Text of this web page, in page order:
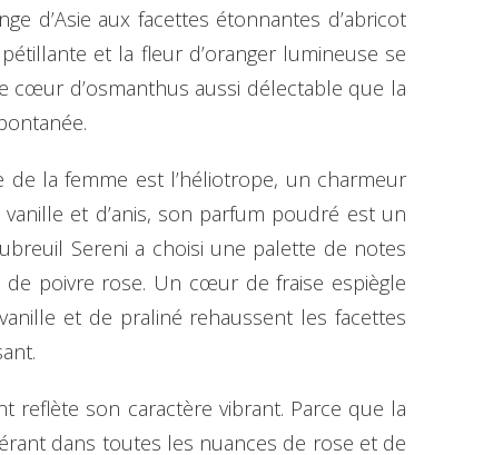
d’Asie aux facettes étonnantes d’abricot
et la fleur d’oranger lumineuse se
cœur d’osmanthus aussi délectable que la
la femme est l’héliotrope, un charmeur
et d’anis, son parfum poudré est un
Sereni a choisi une palette de notes
poivre rose. Un cœur de fraise espiègle
et de praliné rehaussent les facettes
reflète son caractère vibrant. Parce que la
dans toutes les nuances de rose et de